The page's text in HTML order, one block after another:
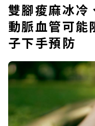
雙腳痠麻冰冷
動脈血管可能
子下手預防